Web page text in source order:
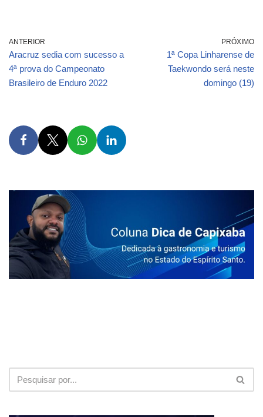
ANTERIOR
Aracruz sedia com sucesso a
4ª prova do Campeonato
Brasileiro de Enduro 2022
PRÓXIMO
1ª Copa Linharense de
Taekwondo será neste
domingo (19)